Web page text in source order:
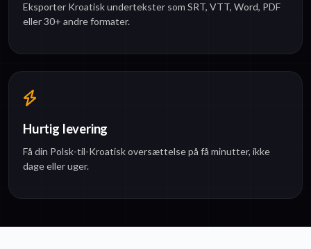
Eksporter Kroatisk undertekster som SRT, VTT, Word, PDF
eller 30+ andre formater.
Hurtig levering
Få din Polsk-til-Kroatisk oversættelse på få minutter, ikke
dage eller uger.